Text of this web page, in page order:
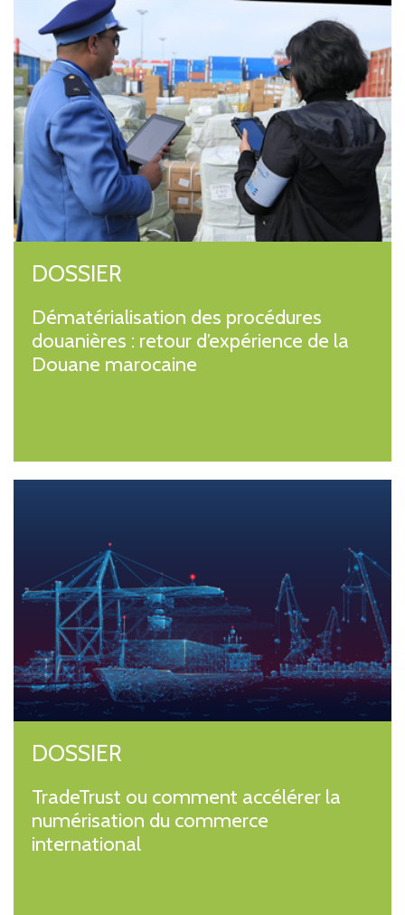
DOSSIER
Dématérialisation des procédures
douanières : retour d’expérience de la
Douane marocaine
DOSSIER
TradeTrust ou comment accélérer la
numérisation du commerce
international